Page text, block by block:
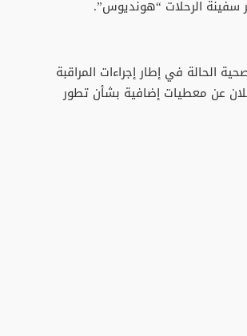
الرحلات “هونديوس”.
الحالة في إطار إجراءات المراقبة
عن معطيات إضافية بشأن تطور